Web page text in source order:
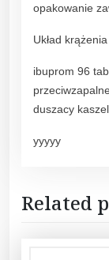
opakowanie
Układ
ibuprom 96
duszacy kaszel
yyyyy
Related